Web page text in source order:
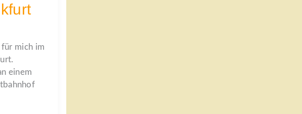
für mich im
einem